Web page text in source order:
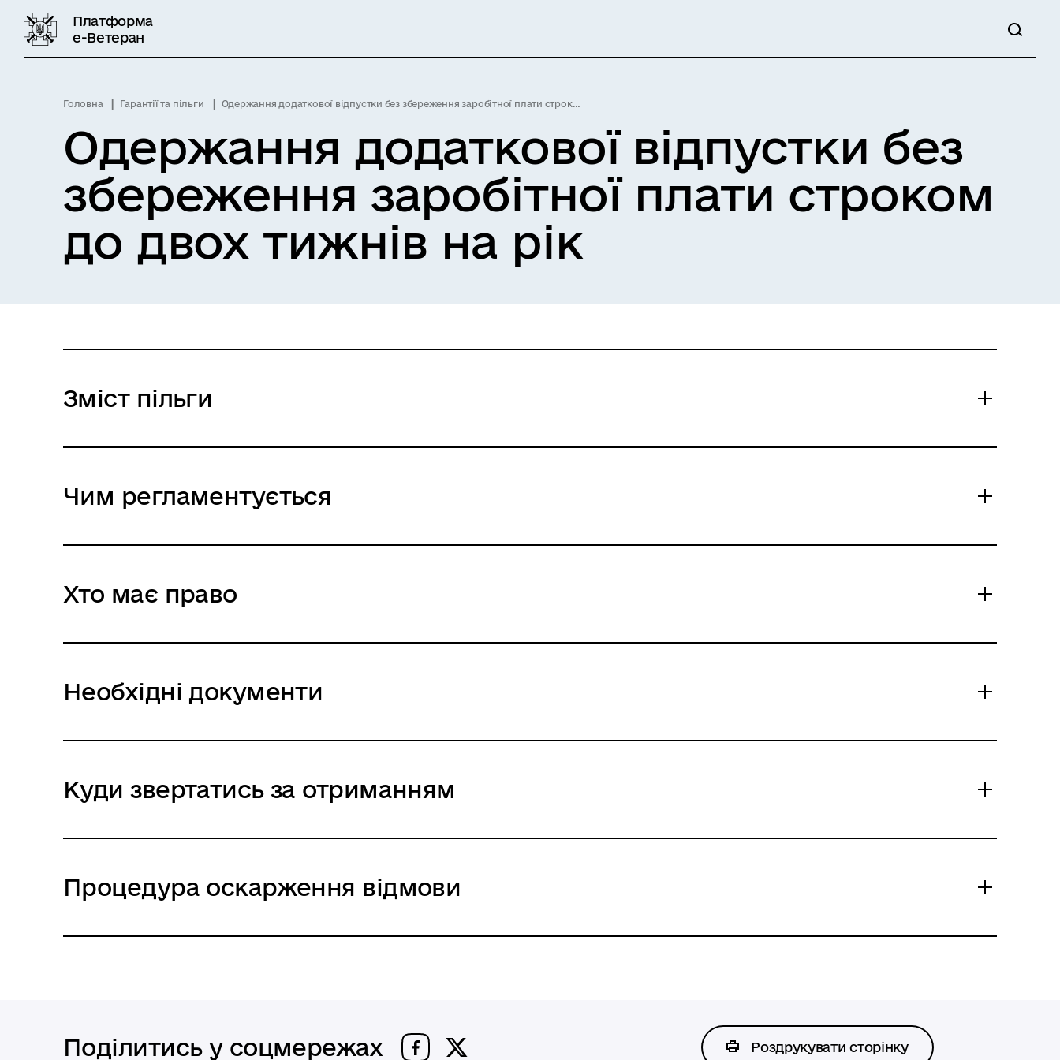
Платформа
е-Ветеран
Головна Гарантії та пільги Одержання додаткової відпустки без збереження заробітної плати строком до двох тижнів на рік
Одержання додаткової відпустки без
збереження заробітної плати строком
до двох тижнів на рік
Зміст пільги
Чим регламентується
Хто має право
Необхідні документи
Куди звертатись за отриманням
Процедура оскарження відмови
Поділитись у соцмережах Роздрукувати сторінку